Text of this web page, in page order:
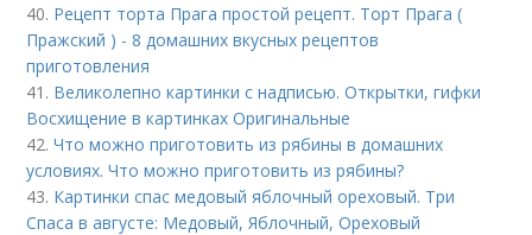
40. Рецепт торта Прага простой рецепт. Торт Прага (
Пражский ) - 8 домашних вкусных рецептов
приготовления
41. Великолепно картинки с надписью. Открытки, гифки
Восхищение в картинках Оригинальные
42.Что можно приготовить из рябины в домашних
условиях. Что можно приготовить из рябины?
43. Картинки спас медовый яблочный ореховый. Три
Спаса в августе: Медовый, Яблочный, Ореховый